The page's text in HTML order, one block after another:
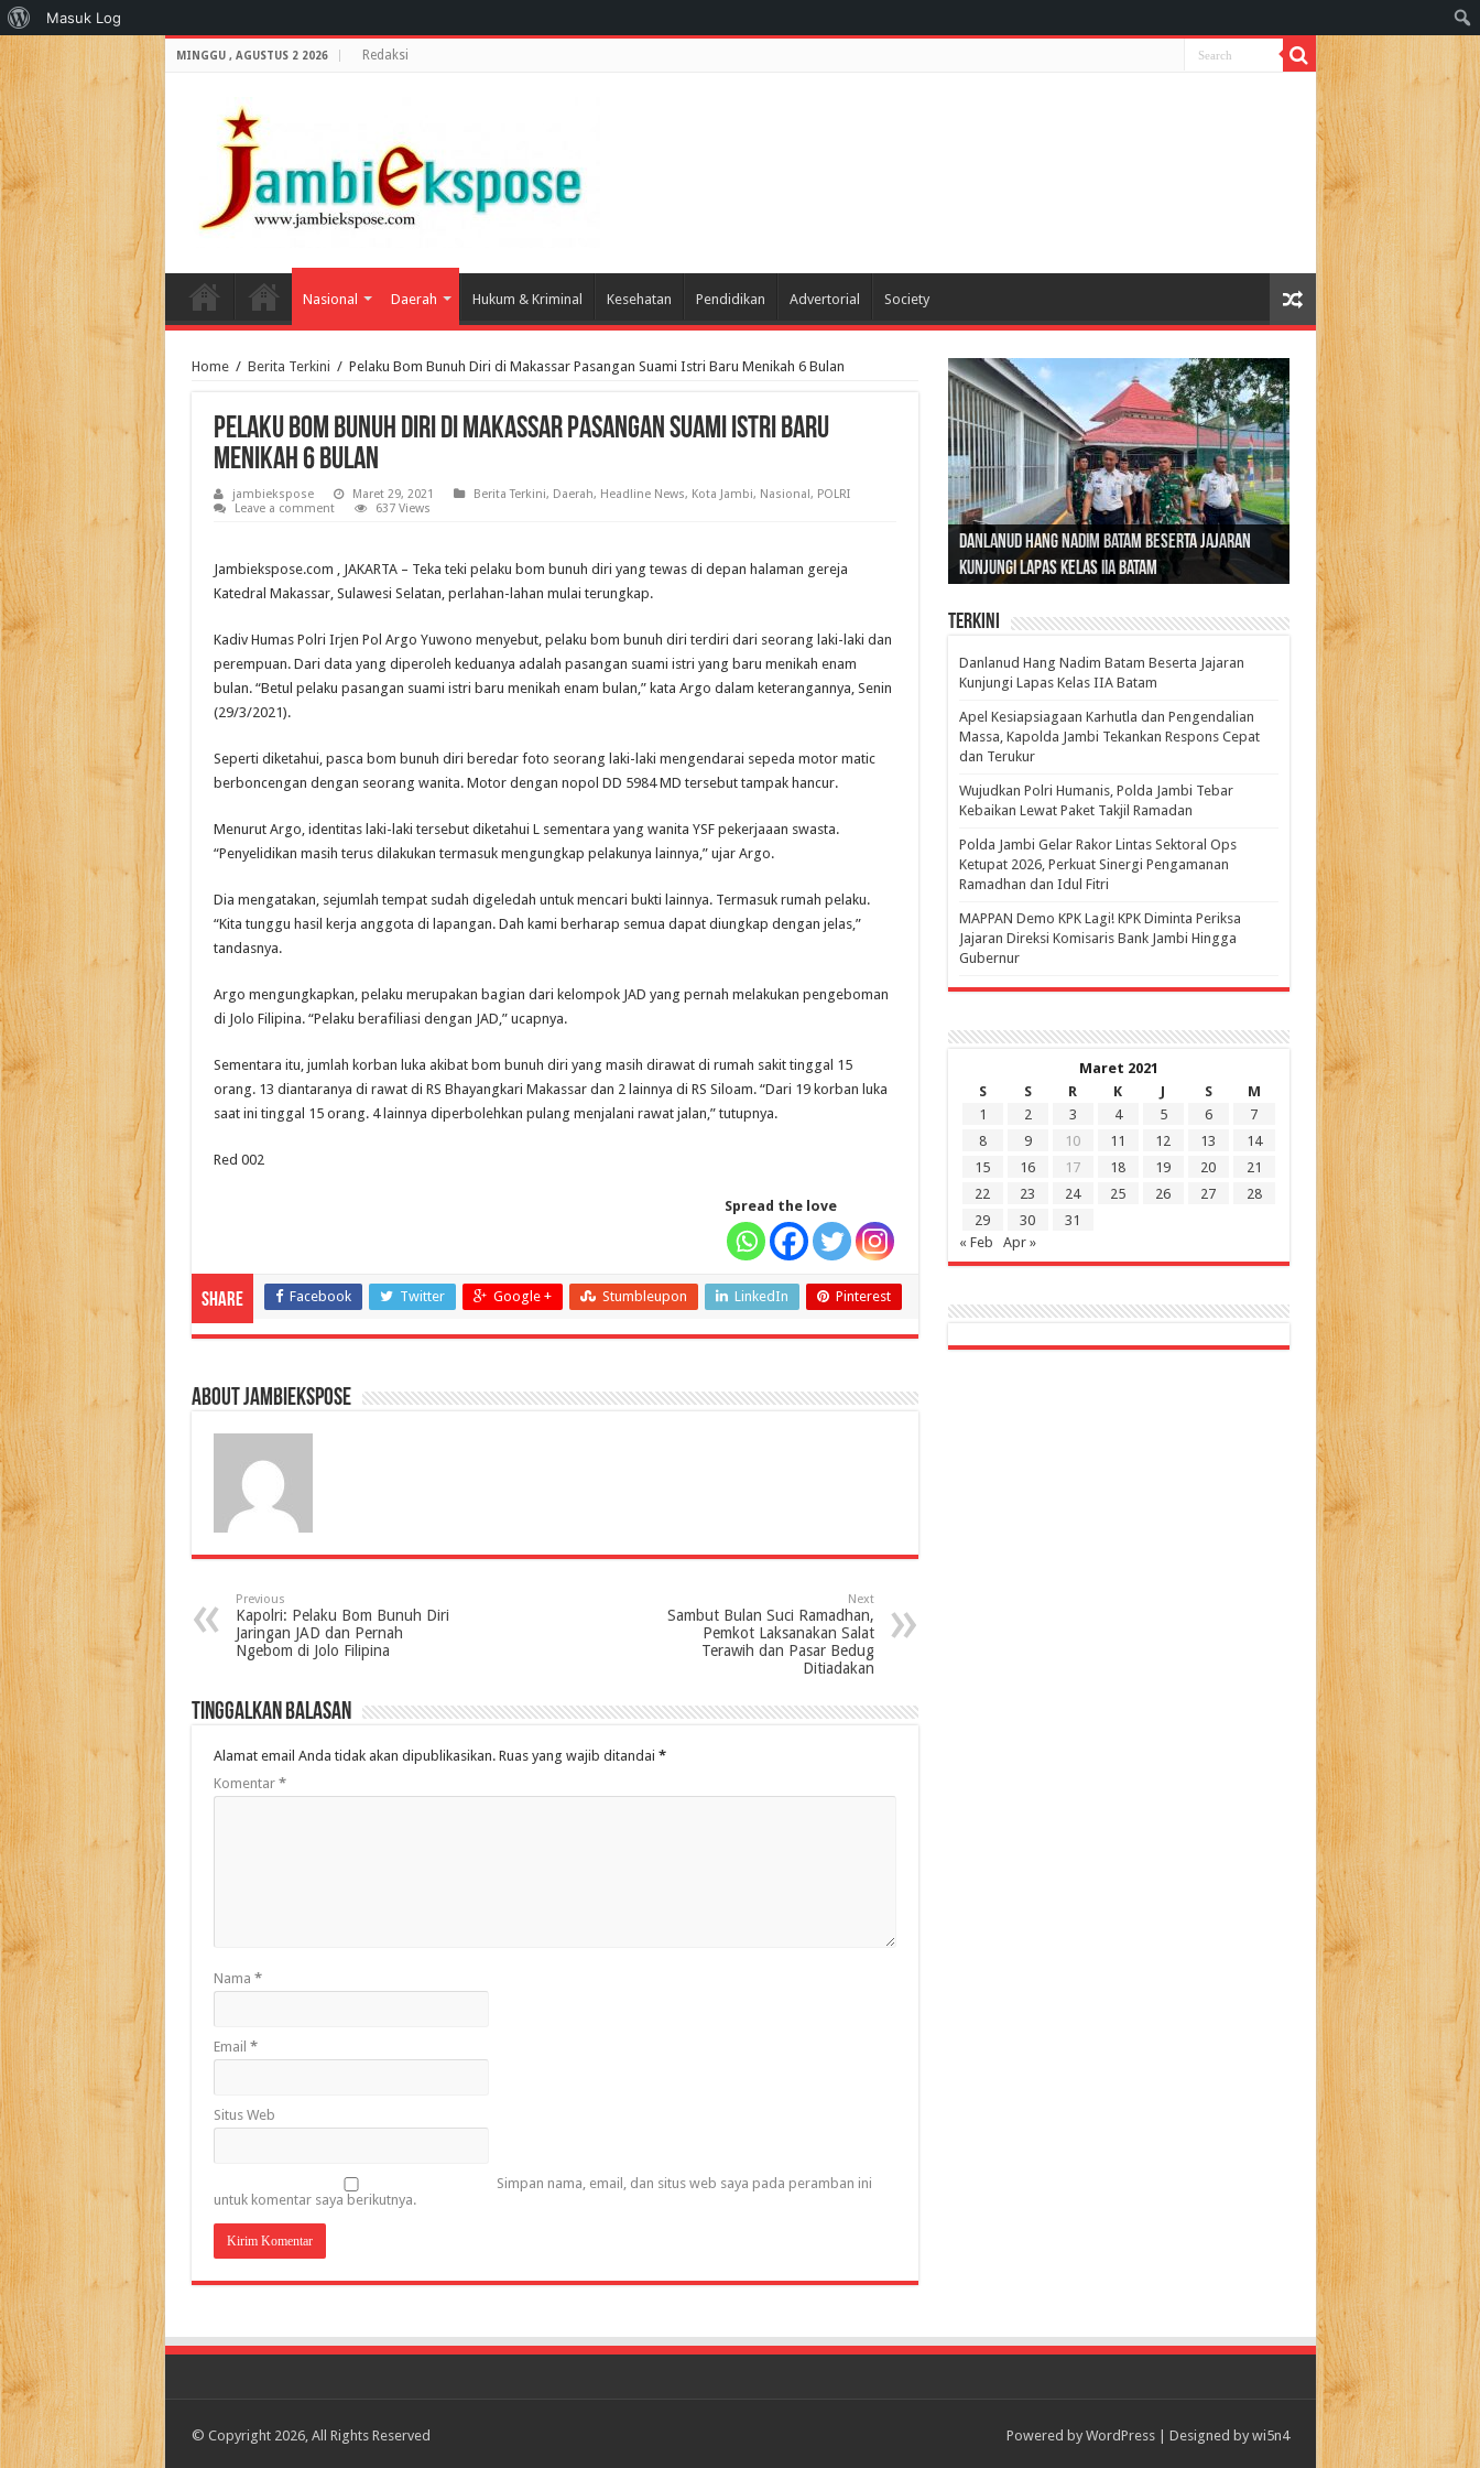
MINGGU , AGUSTUS 2 2026 Redaksi
Nasional Daerah Hukum & Kriminal Kesehatan Pendidikan Advertorial Society
Home / Berita Terkini / Pelaku Bom Bunuh Diri di Makassar Pasangan Suami Istri Baru Menikah 6 Bulan
Pelaku Bom Bunuh Diri di Makassar Pasangan Suami Istri Baru
Menikah 6 Bulan
jambiekspose Maret 29, 2021 Berita Terkini, Daerah, Headline News, Kota Jambi, Nasional, POLRI
Leave a comment
637 Views
Jambiekspose.com , JAKARTA – Teka teki pelaku bom bunuh diri yang tewas di depan halaman gereja
Katedral Makassar, Sulawesi Selatan, perlahan-lahan mulai terungkap.
Kadiv Humas Polri Irjen Pol Argo Yuwono menyebut, pelaku bom bunuh diri terdiri dari seorang laki-laki dan
perempuan. Dari data yang diperoleh keduanya adalah pasangan suami istri yang baru menikah enam
bulan. “Betul pelaku pasangan suami istri baru menikah enam bulan,” kata Argo dalam keterangannya, Senin
(29/3/2021).
Seperti diketahui, pasca bom bunuh diri beredar foto seorang laki-laki mengendarai sepeda motor matic
berboncengan dengan seorang wanita. Motor dengan nopol DD 5984 MD tersebut tampak hancur.
Menurut Argo, identitas laki-laki tersebut diketahui L sementara yang wanita YSF pekerjaaan swasta.
“Penyelidikan masih terus dilakukan termasuk mengungkap pelakunya lainnya,” ujar Argo.
Dia mengatakan, sejumlah tempat sudah digeledah untuk mencari bukti lainnya. Termasuk rumah pelaku.
“Kita tunggu hasil kerja anggota di lapangan. Dah kami berharap semua dapat diungkap dengan jelas,”
tandasnya.
Argo mengungkapkan, pelaku merupakan bagian dari kelompok JAD yang pernah melakukan pengeboman
di Jolo Filipina. “Pelaku berafiliasi dengan JAD,” ucapnya.
Sementara itu, jumlah korban luka akibat bom bunuh diri yang masih dirawat di rumah sakit tinggal 15
orang. 13 diantaranya di rawat di RS Bhayangkari Makassar dan 2 lainnya di RS Siloam. “Dari 19 korban luka
saat ini tinggal 15 orang. 4 lainnya diperbolehkan pulang menjalani rawat jalan,” tutupnya.
Red 002
Spread the love
Share Facebook Twitter Google + Stumbleupon LinkedIn Pinterest
About jambiekspose
Previous
Kapolri: Pelaku Bom Bunuh Diri
Jaringan JAD dan Pernah
Ngebom di Jolo Filipina
Next
Sambut Bulan Suci Ramadhan,
Pemkot Laksanakan Salat
Terawih dan Pasar Bedug
Ditiadakan
Tinggalkan Balasan
Alamat email Anda tidak akan dipublikasikan. Ruas yang wajib ditandai *
Komentar *
Nama *
Email *
Situs Web
Simpan nama, email, dan situs web saya pada peramban ini
untuk komentar saya berikutnya.
Danlanud Hang Nadim Batam Beserta Jajaran
Kunjungi Lapas Kelas IIA Batam
Silaturahmi dan Reses Komite I DPD RI di Polda
Jambi Bahas Sinergitas Penanganan Narkotika
Gubernur Al Haris: Lomba Cerdas Cermat Sarana
Edukasi Pembentukan Karakter Generasi
Penerus
Gubernur Al Haris Dorong Koperasi Merah Putih
Cepat Beroperasi Agar Bisa Layani Masyarakat
Penuhi Kebutuhannya
Sosok Fenomenal yang Menggetarkan
Nusantara: Ratu Wangsa, Wanita Berkelas
dengan Pengaruh Internasional
Terkini
Danlanud Hang Nadim Batam Beserta Jajaran
Kunjungi Lapas Kelas IIA Batam
Apel Kesiapsiagaan Karhutla dan Pengendalian
Massa, Kapolda Jambi Tekankan Respons Cepat
dan Terukur
Wujudkan Polri Humanis, Polda Jambi Tebar
Kebaikan Lewat Paket Takjil Ramadan
Polda Jambi Gelar Rakor Lintas Sektoral Ops
Ketupat 2026, Perkuat Sinergi Pengamanan
Ramadhan dan Idul Fitri
‎MAPPAN Demo KPK Lagi! KPK Diminta Periksa
Jajaran Direksi Komisaris Bank Jambi Hingga
Gubernur ‎
Maret 2021
S
S R K J S
M
1
2 3 4 5 6
7
8
9 10 11 12 13
14
15
16 17 18 19 20
21
22
23 24 25 26 27
28
29
30
31
« Feb
Apr »
Powered by WordPress| Designed by wi5n4
© Copyright 2026, All Rights Reserved
Tentang
WordPress
Masuk Log